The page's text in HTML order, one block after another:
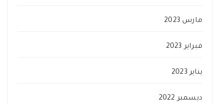
مارس 2023
فبراير 2023
يناير 2023
ديسمبر 2022